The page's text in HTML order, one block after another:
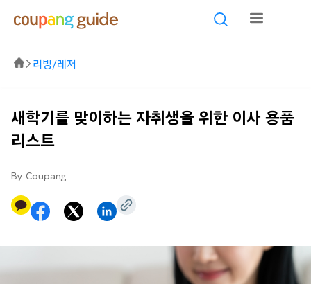
리빙/레저
새학기를 맞이하는 자취생을 위한 이사 용품
리스트
By Coupang